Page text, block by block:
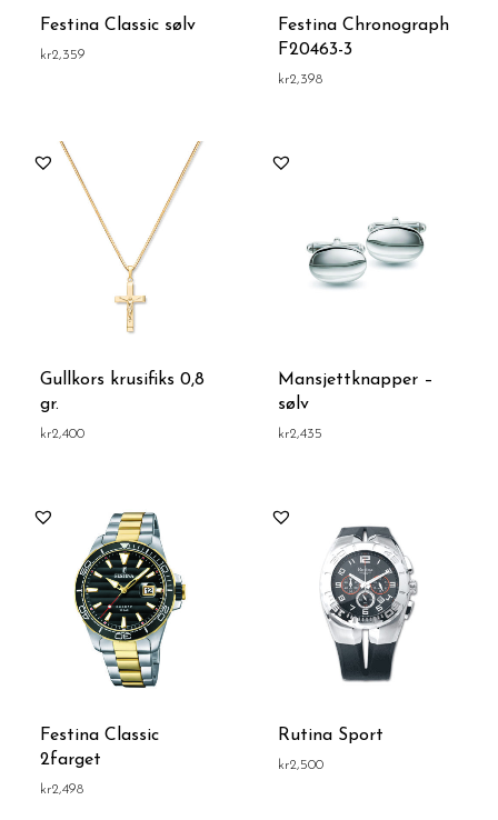
Festina Classic sølv
kr2,359
Festina Chronograph
F20463-3
kr2,398
Gullkors krusifiks 0,8
gr.
kr2,400
Mansjettknapper –
sølv
kr2,435
Festina Classic
2farget
kr2,498
Rutina Sport
kr2,500